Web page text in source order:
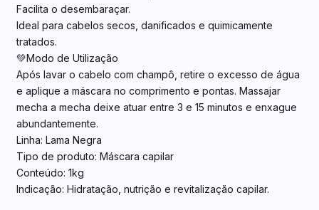
Facilita o desembaraçar.
Ideal para cabelos secos, danificados e quimicamente
tratados.
💚Modo de Utilização
Após lavar o cabelo com champô, retire o excesso de água
e aplique a máscara no comprimento e pontas. Massajar
mecha a mecha deixe atuar entre 3 e 15 minutos e enxague
abundantemente.
Linha: Lama Negra
Tipo de produto: Máscara capilar
Conteúdo: 1kg
Indicação: Hidratação, nutrição e revitalização capilar.